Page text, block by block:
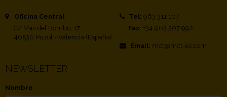
Oficina Central
C/ Mas del Bombo, 17
46530 Puzol - Valencia (España)
Tel: 963 311 107
Fax: +34 963 307 992
Email: mct@mct-es.com
NEWSLETTER
Nombre